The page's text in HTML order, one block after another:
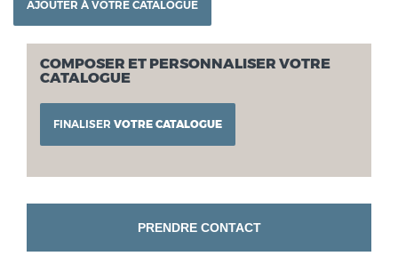
COMPOSER ET PERSONNALISER VOTRE
CATALOGUE
FINALISER VOTRE CATALOGUE
PRENDRE CONTACT